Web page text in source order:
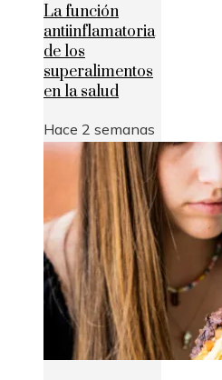
La función
antiinflamatoria
de los
superalimentos
en la salud
Hace 2 semanas